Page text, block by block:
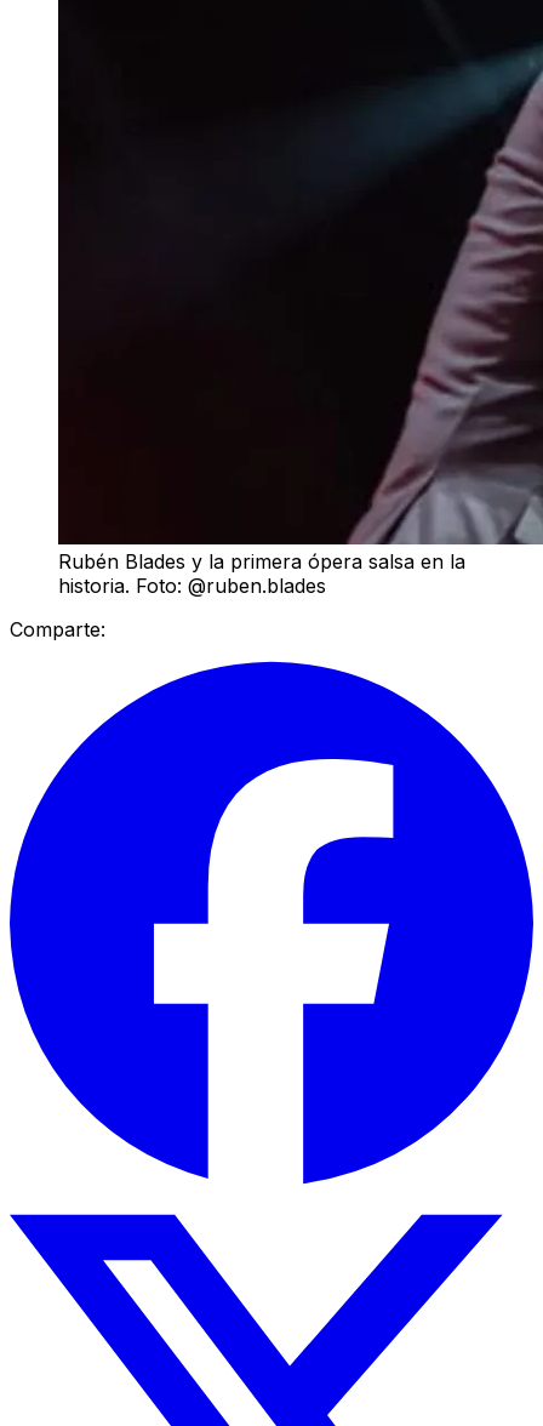
Rubén Blades y la primera ópera salsa en la
historia. Foto: @ruben.blades
Comparte: